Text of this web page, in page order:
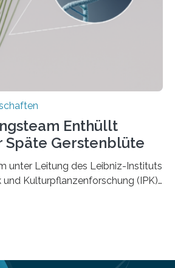
wurden heute in der
veröffentlicht. Die
die Evolution und…
Enthüllt
Späte Gerstenblüte
unter Leitung des Leibniz-Instituts
Kulturpflanzenforschung (IPK)
in Regionen mit langen